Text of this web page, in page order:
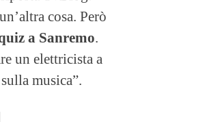
cosa. Però
a Sanremo.
un elettricista a
musica”.